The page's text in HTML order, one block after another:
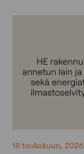
18 toukokuun, 2026